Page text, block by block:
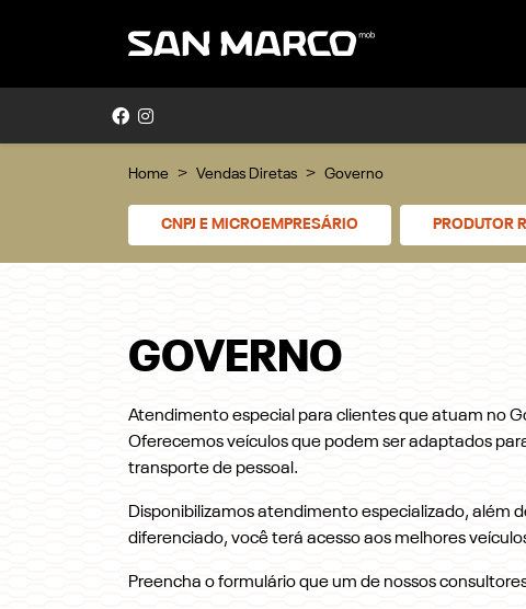
Home Vendas Diretas Governo
CNPJ E MICROEMPRESÁRIO PRODUTOR
GOVERNO
Atendimento especial para clientes que atuam no
Oferecemos veículos que podem ser adaptados
transporte de pessoal.
Disponibilizamos atendimento especializado, além
diferenciado, você terá acesso aos melhores
Preencha o formulário que um de nossos